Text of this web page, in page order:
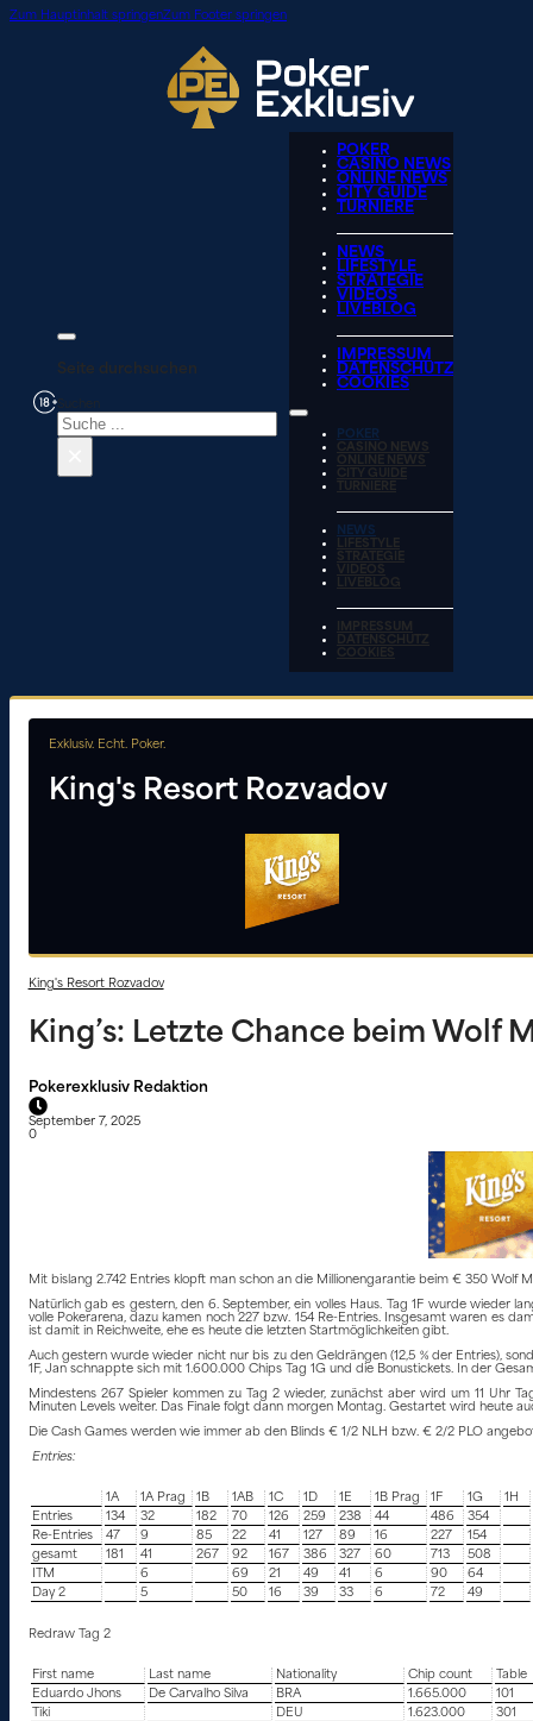
Zum Hauptinhalt springenZum Footer springen
Seite durchsuchen
POKER
CASINO NEWS
ONLINE NEWS
CITY GUIDE
TURNIERE
NEWS
LIFESTYLE
STRATEGIE
VIDEOS
LIVEBLOG
IMPRESSUM
DATENSCHUTZ
COOKIES
POKER
CASINO NEWS
ONLINE NEWS
CITY GUIDE
TURNIERE
NEWS
LIFESTYLE
STRATEGIE
VIDEOS
LIVEBLOG
IMPRESSUM
DATENSCHUTZ
COOKIES
Exklusiv. Echt. Poker.
King's Resort Rozvadov
King's Resort Rozvadov
King’s: Letzte Chance beim Wolf
Pokerexklusiv Redaktion
September 7, 2025
0
Mit bislang 2.742 Entries klopft man schon an die Millionengarantie beim € 350 Wolf
Natürlich gab es gestern, den 6. September, ein volles Haus. Tag 1F wurde wieder
volle Pokerarena, dazu kamen noch 227 bzw. 154 Re-Entries. Insgesamt waren es
ist damit in Reichweite, ehe es heute die letzten Startmöglichkeiten gibt.
Auch gestern wurde wieder nicht nur bis zu den Geldrängen (12,5 % der Entries),
1F, Jan schnappte sich mit 1.600.000 Chips Tag 1G und die Bonustickets. In der
Mindestens 267 Spieler kommen zu Tag 2 wieder, zunächst aber wird um 11 Uhr
Minuten Levels weiter. Das Finale folgt dann morgen Montag. Gestartet wird heute
Die Cash Games werden wie immer ab den Blinds € 1/2 NLH bzw. € 2/2 PLO
Entries:
1A 1A Prag 1B 1AB 1C 1D 1E 1B Prag 1F 1G
1H
Entries
134 32 182 70 126 259 238 44 486
354
Re-Entries
47 9 85 22 41 127 89 16 227
154
gesamt
181 41 267 92 167 386 327 60 713
508
ITM
6 69 21 49 41 6 90
64
Day 2
5 50 16 39 33 6 72 49
Redraw Tag 2
First name Last name Nationality Chip count
Table
Eduardo Jhons
De Carvalho Silva BRA 1.665.000
101
Tiki
DEU 1.623.000
301